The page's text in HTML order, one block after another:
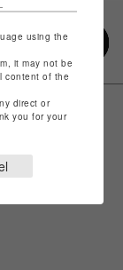
using the
it may not be
content of the
direct or
you for your